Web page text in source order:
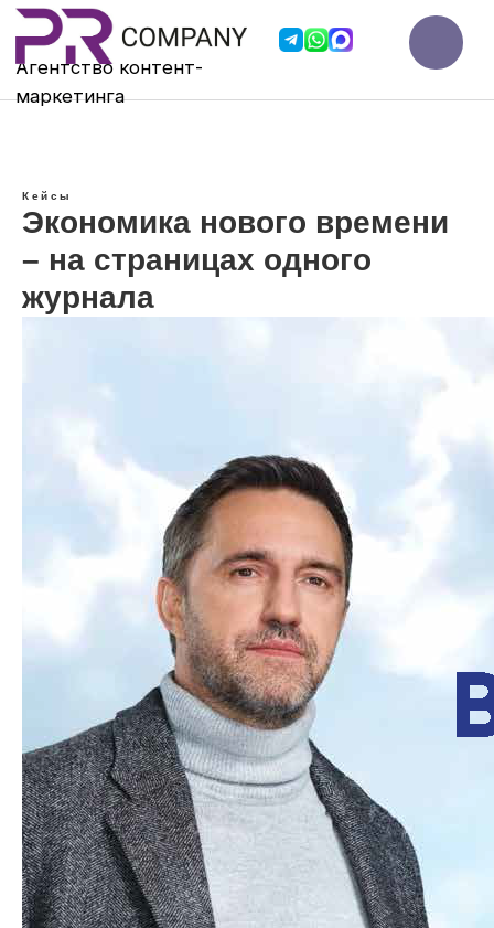
Агентство контент-
маркетинга
Кейсы
Экономика нового времени
– на страницах одного
журнала